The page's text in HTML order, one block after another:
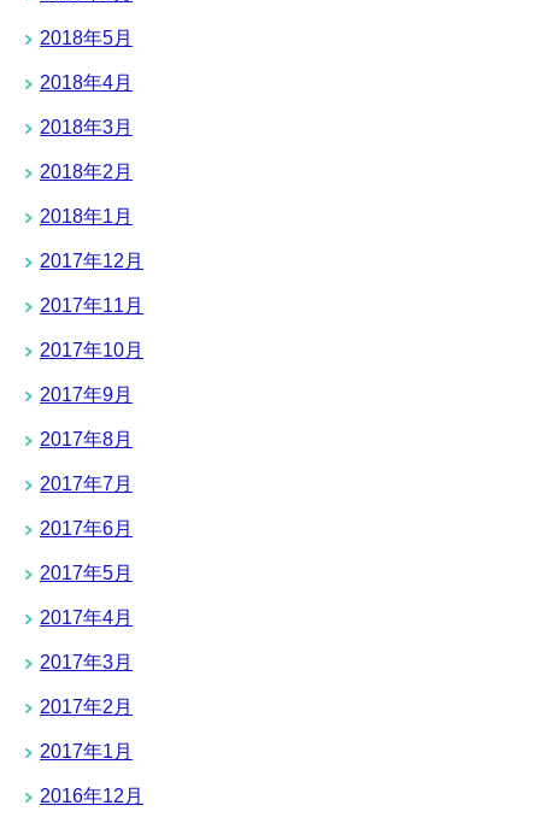
2018年5月
2018年4月
2018年3月
2018年2月
2018年1月
2017年12月
2017年11月
2017年10月
2017年9月
2017年8月
2017年7月
2017年6月
2017年5月
2017年4月
2017年3月
2017年2月
2017年1月
2016年12月